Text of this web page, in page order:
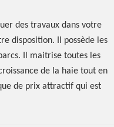
des travaux dans votre
disposition. Il possède les
Il maitrise toutes les
de la haie tout en
de prix attractif qui est